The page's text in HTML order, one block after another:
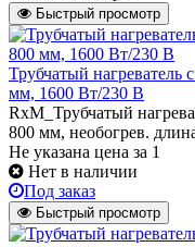
Быстрый просмотр
Трубчатый
мм, 1600 Вт/230 В
RxM_Трубчатый
800 мм, необогрев.
Не указана цена за 1
Нет в наличии
Под заказ
Быстрый просмотр